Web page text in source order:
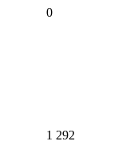
0
1 292